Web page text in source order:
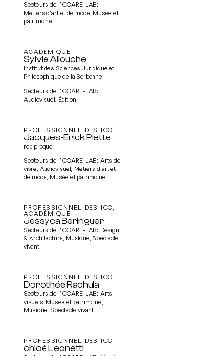
Secteurs de l'ICCARE-LAB:
Métiers d'art et de mode, Musée et
patrimoine
ACADÉMIQUE
Sylvie Allouche
Institut des Sciences Juridique et
Philosophique de la Sorbonne
Secteurs de l'ICCARE-LAB:
Audiovisuel, Édition
PROFESSIONNEL DES ICC
Jacques-Erick Piette
reciproque
Secteurs de l'ICCARE-LAB: Arts de
vivre, Audiovisuel, Métiers d'art et
de mode, Musée et patrimoine
PROFESSIONNEL DES ICC,
ACADÉMIQUE
Jessyca Beringuer
Secteurs de l'ICCARE-LAB: Design
& Architecture, Musique, Spectacle
vivant
PROFESSIONNEL DES ICC
Dorothée Rachula
Secteurs de l'ICCARE-LAB: Arts
visuels, Musée et patrimoine,
Musique, Spectacle vivant
PROFESSIONNEL DES ICC
chloé Leonetti